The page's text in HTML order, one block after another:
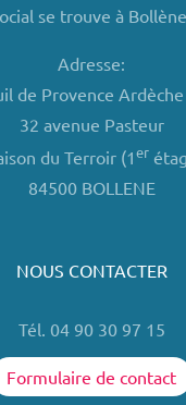
se trouve à
Adresse:
de Provence
32 avenue Pasteur
du Terroir (1er
84500 BOLLENE
NOUS CONTACTER
Tél. 04 90 30 97 15
Formulaire de contact